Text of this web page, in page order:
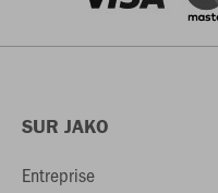
SUR JAKO
Entreprise